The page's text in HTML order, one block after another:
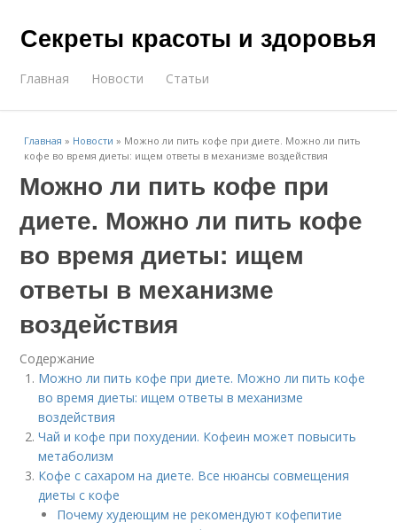
Секреты красоты и здоровья
Главная Новости Статьи
Главная » Новости » Можно ли пить кофе при диете. Можно ли пить
кофе во время диеты: ищем ответы в механизме воздействия
Можно ли пить кофе при
диете. Можно ли пить кофе
во время диеты: ищем
ответы в механизме
воздействия
Содержание
Можно ли пить кофе при диете. Можно ли пить кофе
во время диеты: ищем ответы в механизме
воздействия
Чай и кофе при похудении. Кофеин может повысить
метаболизм
Кофе с сахаром на диете. Все нюансы совмещения
диеты с кофе
Почему худеющим не рекомендуют кофепитие